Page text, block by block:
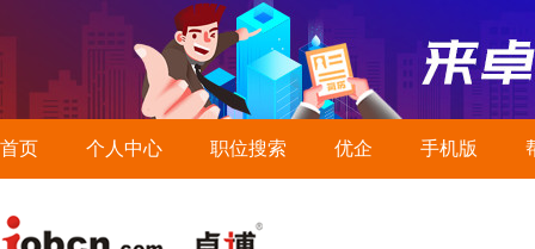
首页 个人中心 职位搜索 优企 手机版